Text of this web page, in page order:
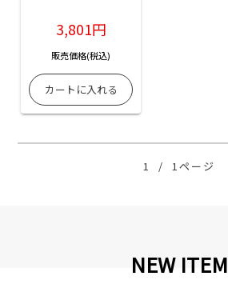
3,801円
販売価格(税込)
1 / 1ページ
NEW ITEM